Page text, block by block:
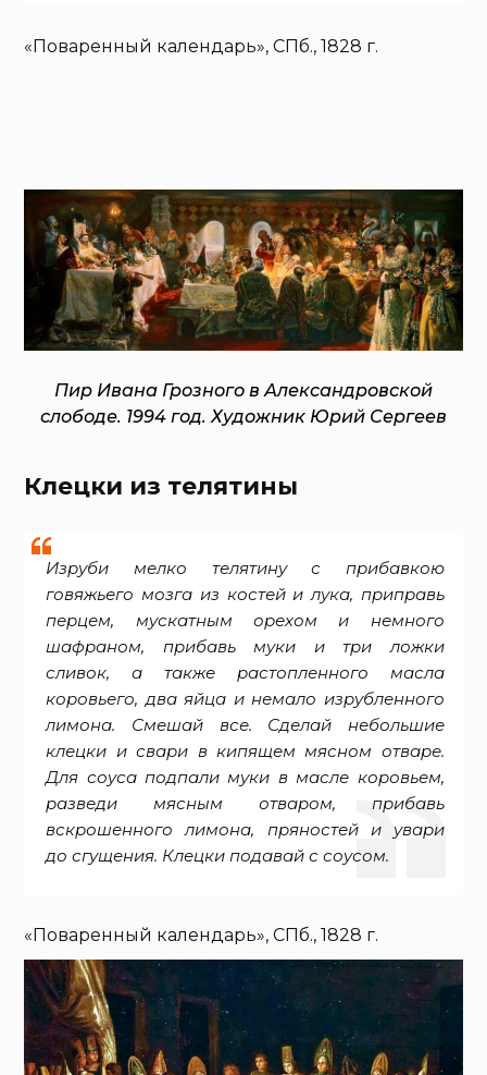
«Поваренный календарь», СПб., 1828 г.
Пир Ивана Грозного в Александровской
слободе. 1994 год. Художник Юрий Сергеев
Клецки из телятины
Изруби мелко телятину с прибавкою
говяжьего мозга из костей и лука, приправь
перцем, мускатным орехом и немного
шафраном, прибавь муки и три ложки
сливок, а также растопленного масла
коровьего, два яйца и немало изрубленного
лимона. Смешай все. Сделай небольшие
клецки и свари в кипящем мясном отваре.
Для соуса подпали муки в масле коровьем,
разведи мясным отваром, прибавь
вскрошенного лимона, пряностей и увари
до сгущения. Клецки подавай с соусом.
«Поваренный календарь», СПб., 1828 г.